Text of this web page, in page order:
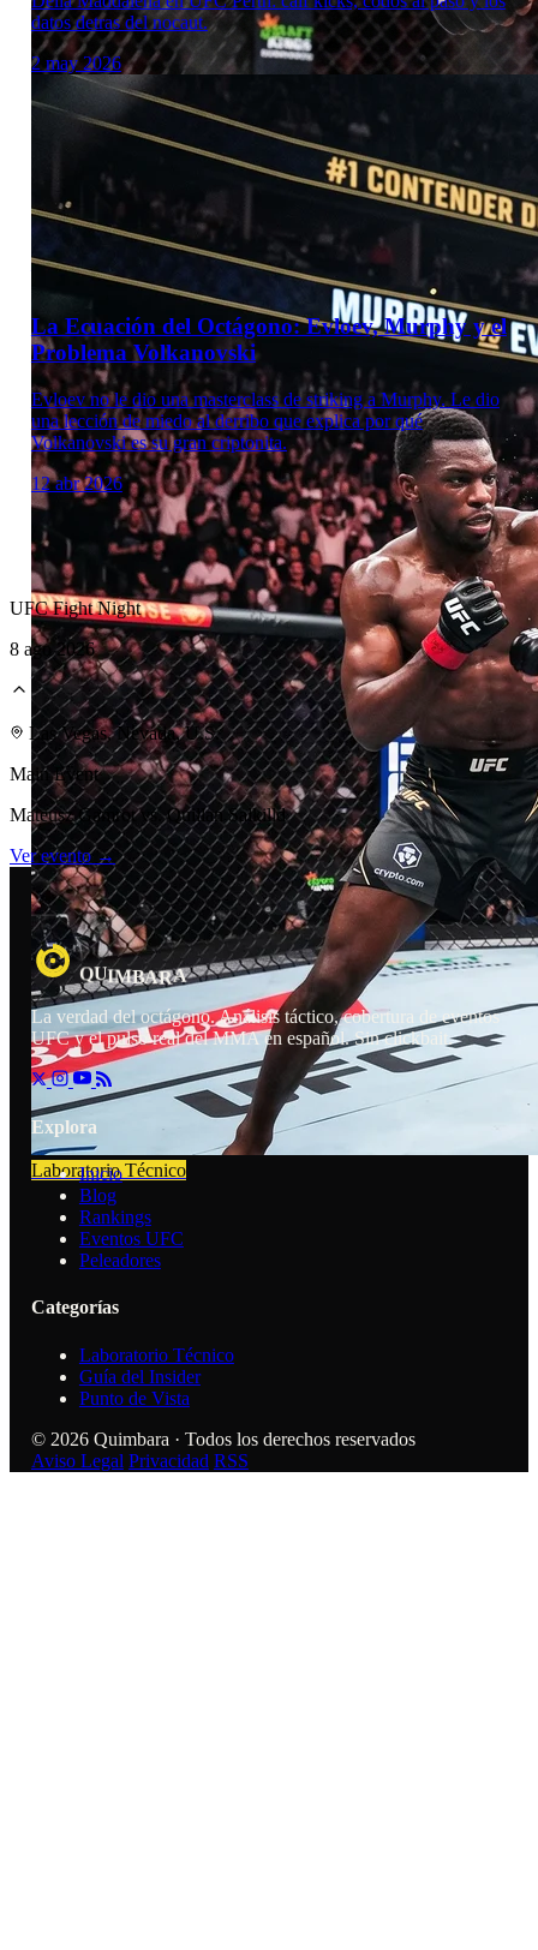
Laboratorio Técnico
Laboratorio Técnico
datos detras del nocaut.
2 may 2026
Laboratorio Técnico
La Ecuación del Octágono: Evloev, Murphy y el
Problema Volkanovski
Evloev no le dio una masterclass de striking a Murphy. Le dio
una lección de miedo al derribo que explica por qué
Volkanovski es su gran criptonita.
12 abr 2026
UFC Fight Night
8 ago 2026
Las Vegas, Nevada, U.S.
Main Event
Mateusz Gamrot vs. Quillan Salkilld
Ver evento →
QUIMBARA
La verdad del octágono. Análisis táctico, cobertura de eventos
UFC y el pulso real del MMA en español. Sin clickbait.
Explora
Inicio
Blog
Rankings
Eventos UFC
Peleadores
Categorías
Laboratorio Técnico
Guía del Insider
Punto de Vista
© 2026 Quimbara · Todos los derechos reservados
Aviso Legal Privacidad RSS